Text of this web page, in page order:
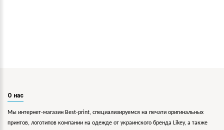
О нас
Мы интернет-магазин Best-print, специализируемся на печати оригинальных
принтов, логотипов компании на одежде от украинского бренда Likey, а также